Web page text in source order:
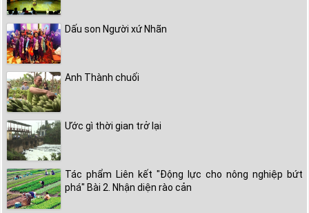
Dấu son Người xứ Nhãn
Anh Thành chuối
Ước gì thời gian trở lại
Tác phẩm Liên kết "Động lực cho nông nghiệp bứt
phá" Bài 2. Nhận diện rào cản